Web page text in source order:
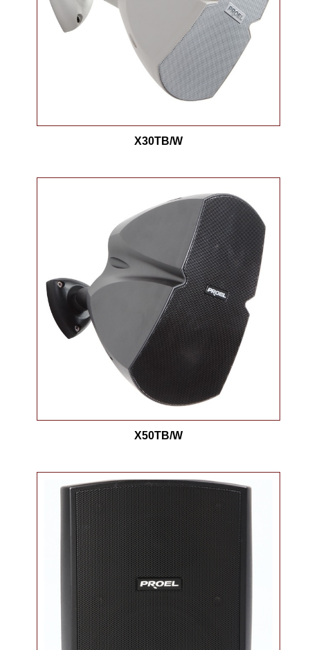
X30TB/W
X50TB/W